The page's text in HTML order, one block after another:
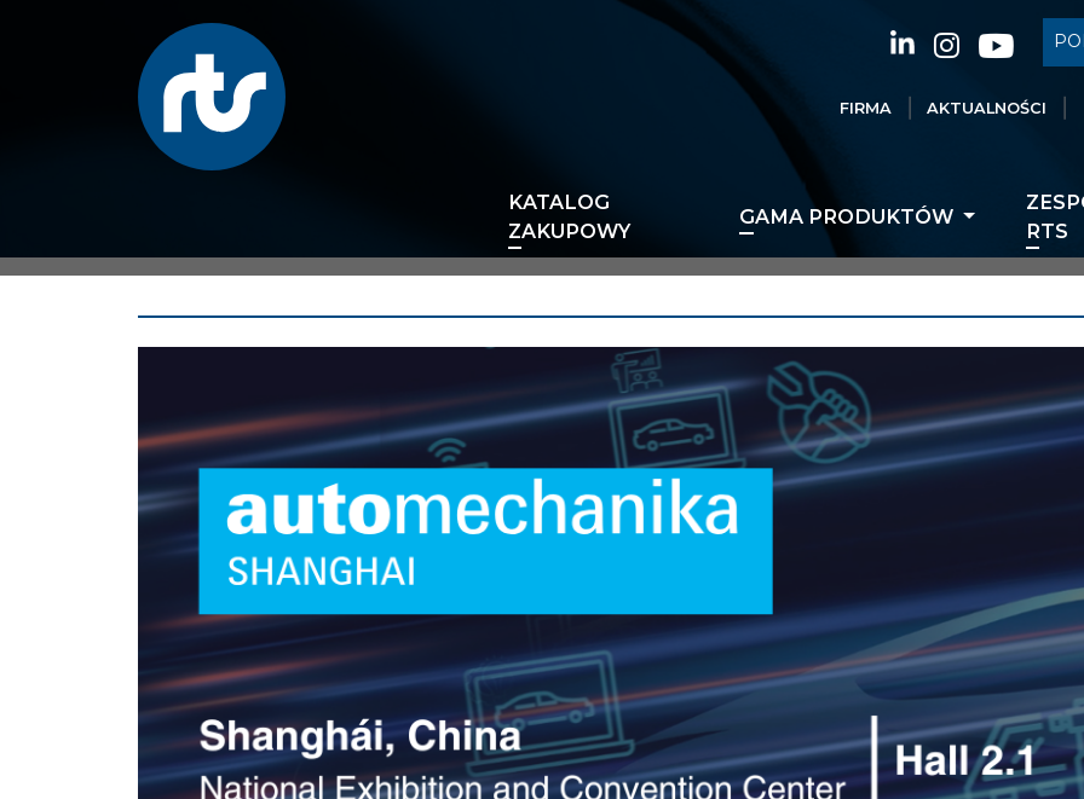
FIRMA AKTUALNOŚCI
KATALOG
ZAKUPOWY
GAMA PRODUKTÓW
RTS